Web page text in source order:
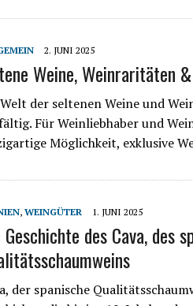
2. JUNI 2025
Weine, Weinraritäten
der seltenen Weine und
Für Weinliebhaber und
Möglichkeit, exklusive
, WEINGÜTER 1. JUNI 2025
Geschichte des Cava, des
der spanische